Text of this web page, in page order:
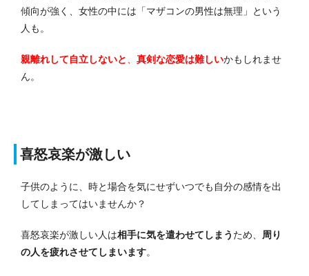
傾向が強く、女性の中には「マザコンの男性は無理」という
人も。
親離れして自立しないと 真剣な恋愛は難しいかもしれませ
ん。
喜怒哀楽が激しい
子供のように、時と場合を気にせずいつでも自分の感情を出
してしまってはいませんか？
喜怒哀楽が激しい人は相手に気を遣わせてしまう ため、 周り
の人を疲れさせてしまいます。